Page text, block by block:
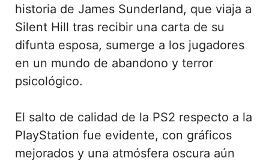
historia de James Sunderland, que viaja a
Silent Hill tras recibir una carta de su
difunta esposa, sumerge a los jugadores
en un mundo de abandono y terror
psicológico.
El salto de calidad de la PS2 respecto a la
PlayStation fue evidente, con gráficos
mejorados y una atmósfera oscura aún